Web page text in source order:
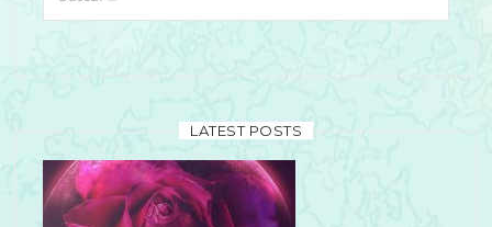
LATEST POSTS